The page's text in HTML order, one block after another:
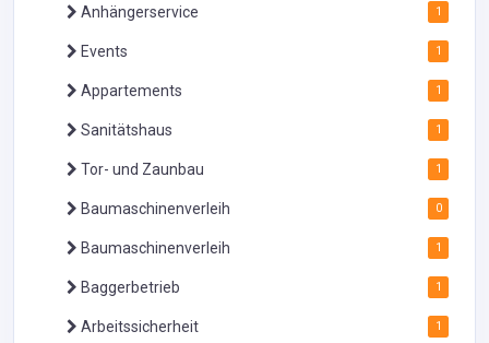
Anhängerservice 1
Events 1
Appartements 1
Sanitätshaus 1
Tor- und Zaunbau 1
Baumaschinenverleih 0
Baumaschinenverleih 1
Baggerbetrieb 1
Arbeitssicherheit 1